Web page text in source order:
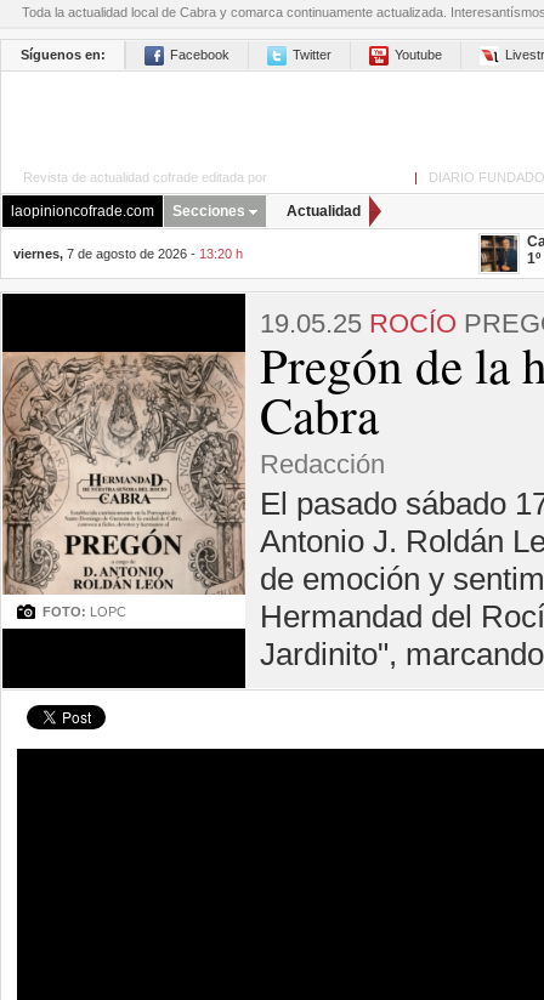
Toda la actualidad local de Cabra y comarca continuamente actualizada.
Síguenos en: Facebook Twitter Youtube
Revista de actualidad cofrade editada por | DIARIO
laopinioncofrade.com Secciones Actualidad
viernes, 7 de agosto de 2026 - 13:20 h
FOTO: LOPC
19.05.25 ROCÍO
Pregón de la
Cabra
Redacción
El pasado sábado
Antonio J. Roldán
de emoción y
Hermandad del
Jardinito",